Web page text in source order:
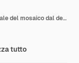
Copertina facebook del festival musicale del mosaico dal design piatto
tutto